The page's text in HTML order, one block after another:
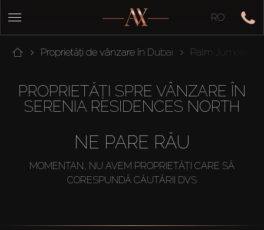
RO
Proprietăți de vânzare în Dubai Palm Jumeirah
PROPRIETĂȚI SPRE VÂNZARE ÎN
SERENIA RESIDENCES NORTH
NE PARE RĂU
MOMENTAN, NU AVEM PROPRIETĂȚI CARE SĂ
CORESPUNDĂ CĂUTĂRII DVS